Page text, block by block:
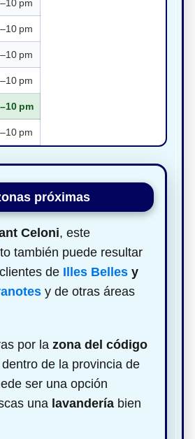
pm
pm
pm
pm
pm
pm
próximas
Celoni, este
también puede resultar
de Illes Belles y
y de otras áreas
por la zona del código
dentro de la provincia de
ser una opción
una lavandería bien